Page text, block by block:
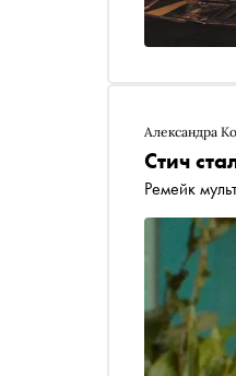
Александра
Стич
Ремейк